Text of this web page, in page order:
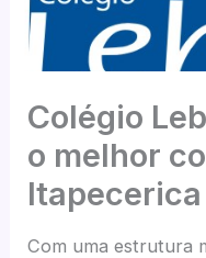
Colégio
o melhor
Com uma estrutura